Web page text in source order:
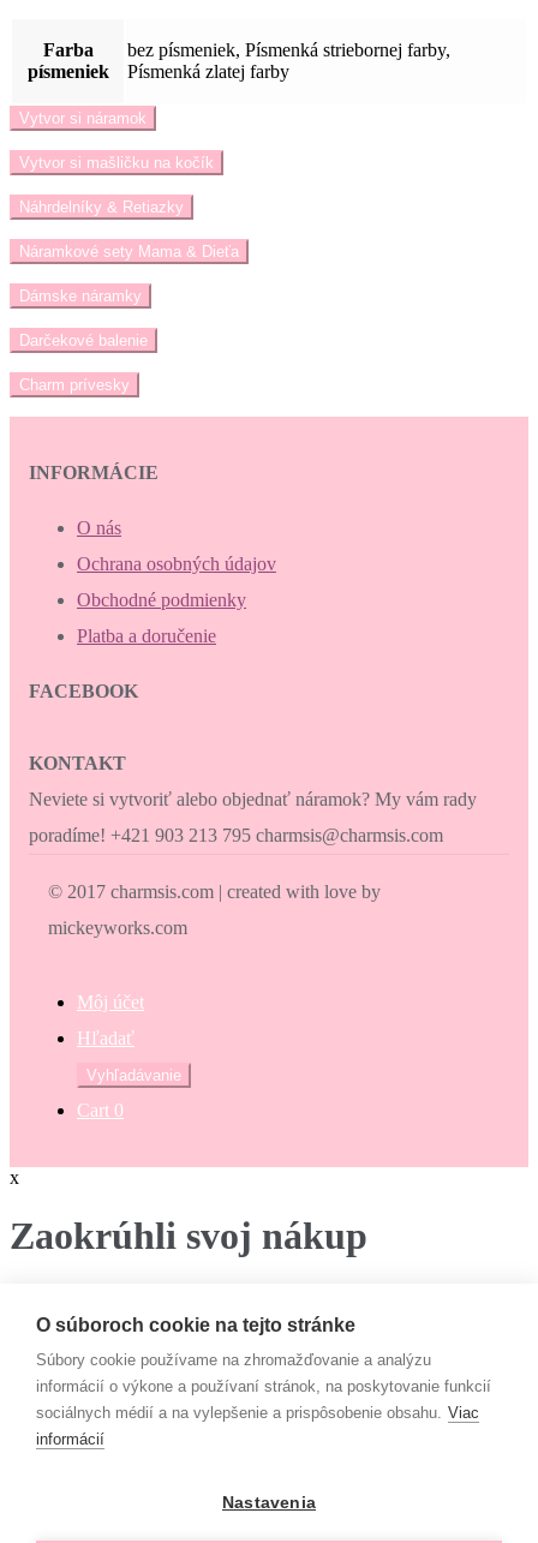
Farba
písmeniek
bez písmeniek, Písmenká striebornej farby,
Písmenká zlatej farby
Vytvor si náramok
Vytvor si mašličku na kočík
Náhrdelníky & Retiazky
Náramkové sety Mama & Dieťa
Dámske náramky
Darčekové balenie
Charm prívesky
INFORMÁCIE
O nás
Ochrana osobných údajov
Obchodné podmienky
Platba a doručenie
FACEBOOK
KONTAKT
Neviete si vytvoriť alebo objednať náramok? My vám rady
poradíme! +421 903 213 795 charmsis@charmsis.com
© 2017 charmsis.com | created with love by
mickeyworks.com
Môj účet
Hľadať
Hľadať:
Vyhľadávanie
Cart 0
x
Zaokrúhli svoj nákup
Mamy v pohybe pomáha osamelým mamám, ktoré nemajú to šťastie
– mať pri sebe manžela, partnera či blízku rodinu, ktorí by im vedeli
pomôcť. Či už finančne alebo inak. “Lebo každá mama by mala
mať šancu- dať svojim deťom tie najlepšie podmienky na život!”
€
Campaign
O súboroch cookie na tejto stránke
Súbory cookie používame na zhromažďovanie a analýzu
informácií o výkone a používaní stránok, na poskytovanie funkcií
sociálnych médií a na vylepšenie a prispôsobenie obsahu. Viac
informácií
Nastavenia